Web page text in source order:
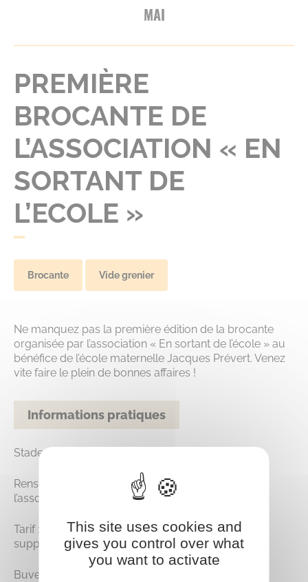
MAI
PREMIÈRE
BROCANTE DE
L’ASSOCIATION « EN
SORTANT DE
L’ECOLE »
Brocante Vide grenier
Ne manquez pas la première édition de la brocante
organisée par l’association « En sortant de l’école » au
bénéfice de l’école maternelle Jacques Prévert. Venez
vite faire le plein de bonnes affaires !
Informations pratiques
Stade Gérard de Nerval, de 8h à 18h.
Renseignements et inscriptions par mail auprès de
l’association à
ensortantdelecole60@gmail.com
Tarif : 10€ les 3 mètres – 3,50€ le mètre
supplémentaire.
Buvette et restauration sur place.
This site uses cookies and
gives you control over what
you want to activate